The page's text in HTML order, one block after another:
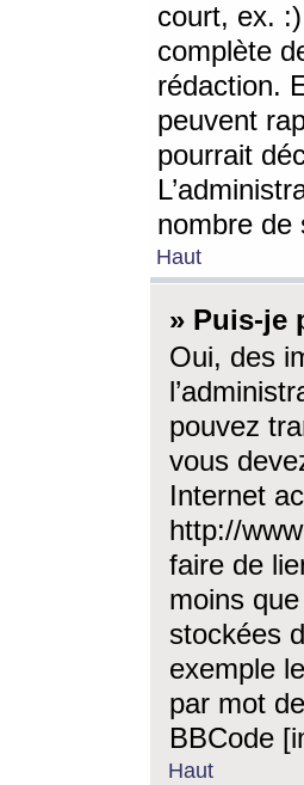
court, ex.
complète
rédaction.
peuvent
pourrait
nombre de
Haut
» Puis-je
Oui, des
pouvez
vous
Internet
http://
faire de
moins
stockées
exemple
par mot
BBCode
Haut